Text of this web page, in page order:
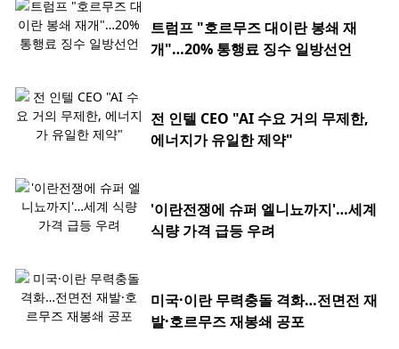
트럼프 "호르무즈 대이란 봉쇄 재
개"…20% 통행료 징수 일방선언
전 인텔 CEO "AI 수요 거의 무제한,
에너지가 유일한 제약"
'이란전쟁에 슈퍼 엘니뇨까지'…세계
식량 가격 급등 우려
미국·이란 무력충돌 격화…전면전 재
발·호르무즈 재봉쇄 공포